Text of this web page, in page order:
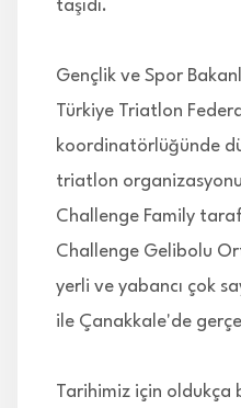
taşıdı.
Gençlik ve Spor
Türkiye Triatlon
koordinatörlüğünde
triatlon
Challenge Family
Challenge Gelibolu
yerli ve yabancı çok
ile Çanakkale'de
Tarihimiz için oldukça